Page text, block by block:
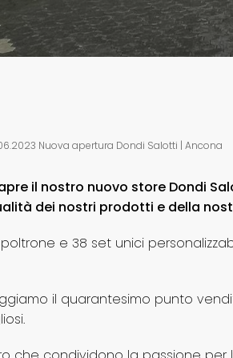
Nuova apertura Dondi Salotti | Ancona
il nostro nuovo store Dondi
dei nostri prodotti e della
poltrone e 38 set unici
il quarantesimo punto